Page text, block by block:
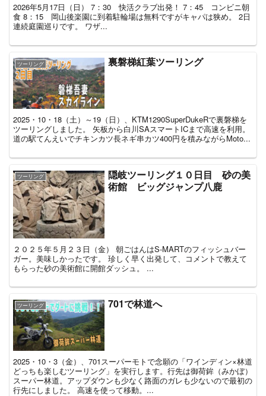
2026年5月17日（日） 7：30 快活クラブ出発！ 7：45 コンビニ朝
食 8：15 岡山後楽園に到着駐輪場は無料ですがキャパは狭め。 2日
連続庭園巡りです。 ワザ...
ツーリング 裏磐梯紅葉ツーリング
2025・10・18（土）～19（日）、KTM1290SuperDukeRで裏磐梯を
ツーリングしました。 矢板から白川SAスマートICまで高速を利用。
道の駅てんえいでチキンカツ長ネギ串カツ400円を積みながらMoto...
ツーリング
隠岐ツーリング１０日目 砂の美
術館 ビッグジャンプ八鹿
２０２５年５月２３日（金） 朝ごはんはS-MARTのフィッシュバー
ガー。美味しかったです。 珍しく早く出発して、コメントで教えて
もらった砂の美術館に開館ダッシュ。 ...
ツーリング 701で林道へ
2025・10・3（金）、701スーパーモトで念願の「ワインディン×林道
どっちも楽しむツーリング」を実行します。行先は御荷鉾（みかぼ）
スーパー林道。アップダウンも少なく路面のガレも少ないので最初の
行先にしました。 高速を使って移動。...